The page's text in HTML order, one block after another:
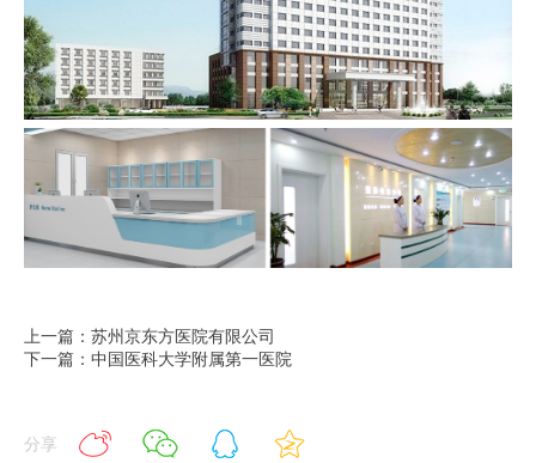
上一篇：苏州京东方医院有限公司
下一篇：中国医科大学附属第一医院
分享